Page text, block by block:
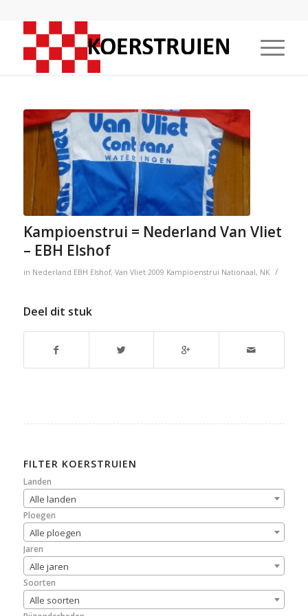
Kampioenstrui = Nederland Van Vliet
– EBH Elshof
in Nederland EBH Elshof, Van Vliet 2009 Kampioenstrui Nationaal, NK /
Deel dit stuk
FILTER KOERSTRUIEN
Landen
Alle landen
Ploegen
Alle ploegen
Jaren
Alle jaren
Soorten
Alle soorten